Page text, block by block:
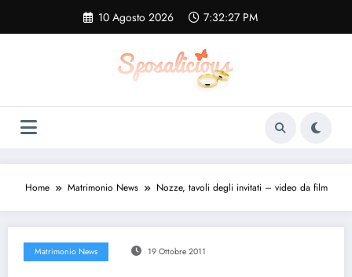
contenuto
10 Agosto 2026 7:32:27 PM
Home Matrimonio News Nozze, tavoli degli invitati – video da film
Matrimonio News 19 Ottobre 2011